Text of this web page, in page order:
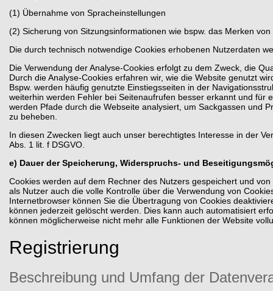
(1) Übernahme von Spracheinstellungen
(2) Sicherung von Sitzungsinformationen wie bspw. das Merken
Die durch technisch notwendige Cookies erhobenen Nutzerdaten
Die Verwendung der Analyse-Cookies erfolgt zu dem Zweck, die
Durch die Analyse-Cookies erfahren wir, wie die Website genutzt
Bspw. werden häufig genutzte Einstiegsseiten in der
weiterhin werden Fehler bei Seitenaufrufen besser erkannt und für
werden Pfade durch die Webseite analysiert, um Sackgassen und
zu beheben.
In diesen Zwecken liegt auch unser berechtigtes Interesse in der
Abs. 1 lit. f DSGVO.
e) Dauer der Speicherung, Widerspruchs- und
Cookies werden auf dem Rechner des Nutzers gespeichert und
als Nutzer auch die volle Kontrolle über die Verwendung von
Internetbrowser können Sie die Übertragung von Cookies
können jederzeit gelöscht werden. Dies kann auch automatisiert
können möglicherweise nicht mehr alle Funktionen der Website
Registrierung
Beschreibung und Umfang der